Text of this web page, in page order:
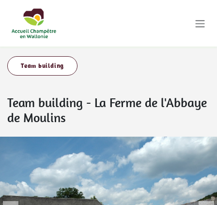
Team building
Team building - La Ferme de l'Abbaye
de Moulins